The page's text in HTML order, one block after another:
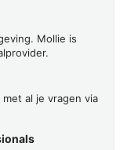
Mollie is
al je vragen via